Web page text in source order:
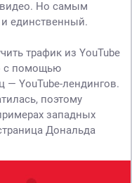
видео. Но самым
единственный.
трафик из YouTube
с помощью
— YouTube-лендингов.
поэтому
западных
Дональда